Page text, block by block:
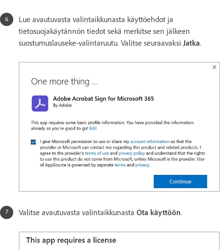
Lue avautuvasta valintaikkunasta käyttöehdot ja
tietosuojakäytännön tiedot sekä merkitse sen jälkeen
suostumuslauseke-valintaruutu. Valitse seuraavaksi Jatka.
Valitse avautuvasta valintaikkunasta Ota käyttöön.